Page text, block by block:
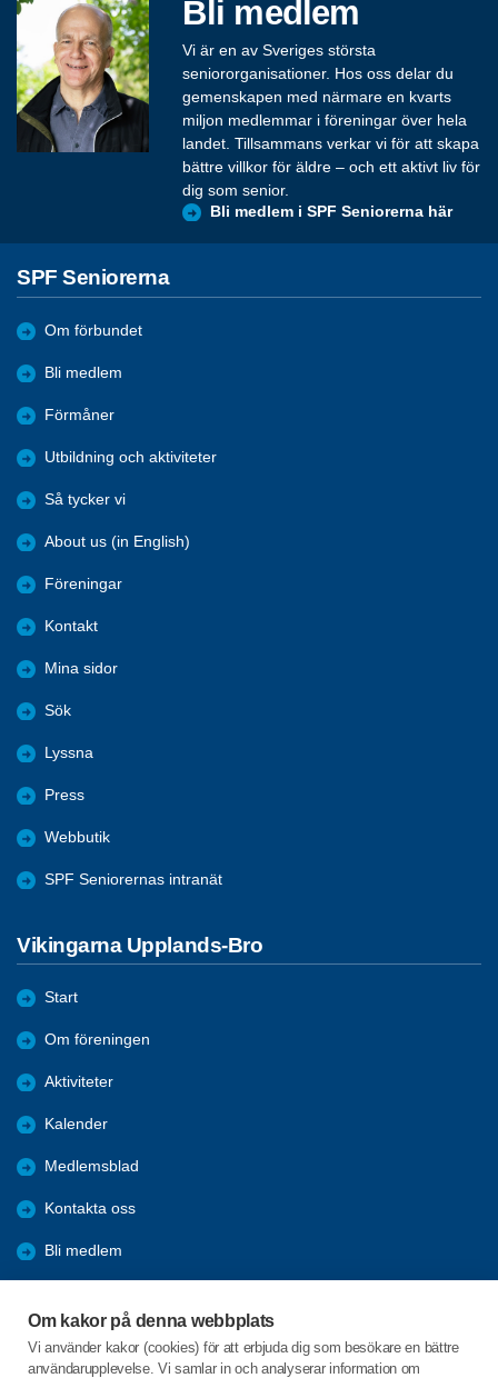
Om kakor på denna webbplats
Vi använder kakor (cookies) för att erbjuda dig som besökare en bättre
användarupplevelse. Vi samlar in och analyserar information om
Bli medlem
Vi är en av Sveriges största
seniororganisationer. Hos oss delar du
gemenskapen med närmare en kvarts
miljon medlemmar i föreningar över hela
landet. Tillsammans verkar vi för att skapa
bättre villkor för äldre – och ett aktivt liv för
dig som senior.
Bli medlem i SPF Seniorerna här
SPF Seniorerna
Om förbundet
Bli medlem
Förmåner
Utbildning och aktiviteter
Så tycker vi
About us (in English)
Föreningar
Kontakt
Mina sidor
Sök
Lyssna
Press
Webbutik
SPF Seniorernas intranät
Vikingarna Upplands-Bro
Start
Om föreningen
Aktiviteter
Kalender
Medlemsblad
Kontakta oss
Bli medlem
Externa länkar